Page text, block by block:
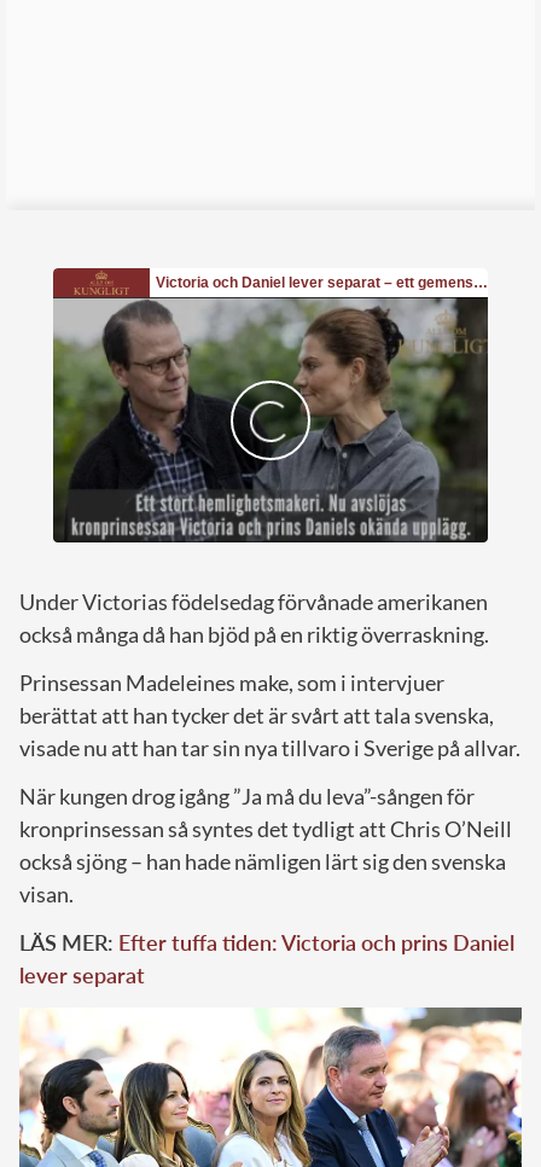
Under Victorias födelsedag förvånade amerikanen
också många då han bjöd på en riktig överraskning.
Prinsessan Madeleines make, som i intervjuer
berättat att han tycker det är svårt att tala svenska,
visade nu att han tar sin nya tillvaro i Sverige på allvar.
När kungen drog igång ”Ja må du leva”-sången för
kronprinsessan så syntes det tydligt att Chris O’Neill
också sjöng – han hade nämligen lärt sig den svenska
visan.
LÄS MER: Efter tuffa tiden: Victoria och prins Daniel
lever separat